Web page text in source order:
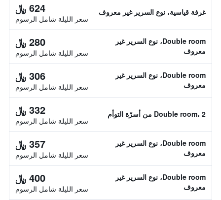
غرفة قياسية، نوع السرير غير معروف 624 ﷼
سعر الليلة شامل الرسوم
Double room، نوع السرير غير
معروف
280 ﷼
سعر الليلة شامل الرسوم
Double room، نوع السرير غير
معروف
306 ﷼
سعر الليلة شامل الرسوم
Double room، 2 من أسرّة التوأم 332 ﷼
سعر الليلة شامل الرسوم
Double room، نوع السرير غير
معروف
357 ﷼
سعر الليلة شامل الرسوم
Double room، نوع السرير غير
معروف
400 ﷼
سعر الليلة شامل الرسوم